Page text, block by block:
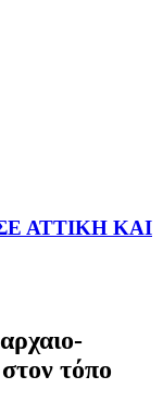
ΑΤΤΙΚΗ ΚΑΙ
τόπο